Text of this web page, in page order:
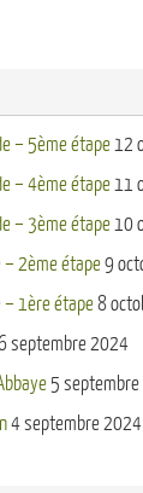
– 5ème étape12
– 4ème étape11
– 3ème étape10
2ème étape9
1ère étape8
septembre 2024
5
4 septembre 2024